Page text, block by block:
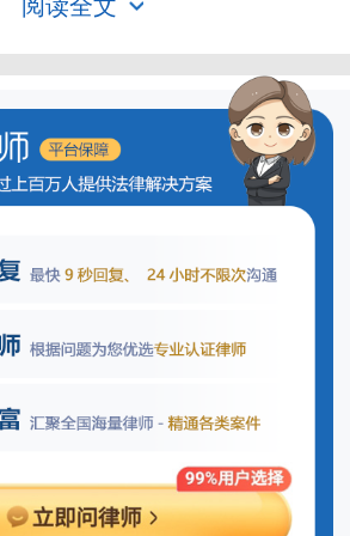
上市公司依法披露的信息，
确、完整，不得有虚假记
或者重大遗漏。”
资产监督管理暂行条例》
企业国有产权转让应当按照
阅读全文